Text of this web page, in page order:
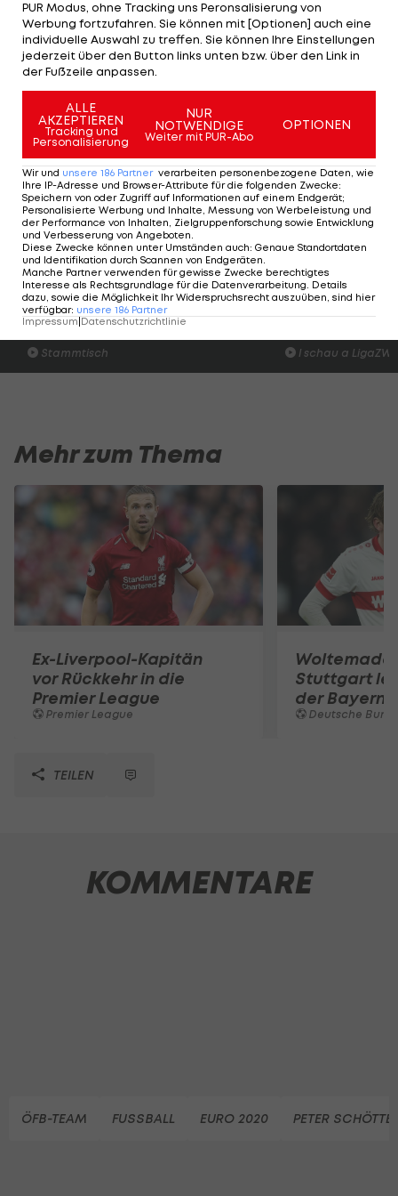
den Familien ein wesentlicher Faktor im Hinblick
auf die kommenden Wochen ist. Das wollen wir
unter Einhaltung genau definierter Maßnahmen
ermöglichen, um bestens vorbereitet und frisch
im Kopf in die EURO starten zu können", so
Sportdirektor Peter Schöttel.
Am Dienstag wird das Nationalteam dann – nach
neuerlichen PCR- und Antigen-Testungen – von
Wien aus gemeinsam nach Seefeld reisen. Seit
Beginn der Pandemie ist im Rahmen eines ÖFB-
Teamcamps noch kein positiver Fall aufgetreten.
Am Stammtisch bei Andy Ogris:
Christopher Knett
Stammtisch
I schau a
I schau a LigaZWA
Mehr zum Thema
Ex-Liverpool-Kapitän
vor Rückkehr in die
Premier League
Premier League
Stuttgart
der Bayern
Deutsche
TEILEN
KOMMENTARE
ÖFB-TEAM FUSSBALL EURO 2020 PETER SCHÖTTEL
PUR Modus, ohne Tracking uns Peronsalisierung von
Werbung fortzufahren. Sie können mit [Optionen] auch eine
individuelle Auswahl zu treffen. Sie können Ihre Einstellungen
jederzeit über den Button links unten bzw. über den Link in
der Fußzeile anpassen.
ALLE
AKZEPTIEREN
Tracking und
Personalisierung
NUR
NOTWENDIGE
Weiter mit PUR-Abo
OPTIONEN
Wir und unsere 186 Partner verarbeiten personenbezogene Daten, wie
Ihre IP-Adresse und Browser-Attribute für die folgenden Zwecke:
Speichern von oder Zugriff auf Informationen auf einem Endgerät;
Personalisierte Werbung und Inhalte, Messung von Werbeleistung und
der Performance von Inhalten, Zielgruppenforschung sowie Entwicklung
und Verbesserung von Angeboten.
Diese Zwecke können unter Umständen auch: Genaue Standortdaten
und Identifikation durch Scannen von Endgeräten.
Manche Partner verwenden für gewisse Zwecke berechtigtes
Interesse als Rechtsgrundlage für die Datenverarbeitung. Details
dazu, sowie die Möglichkeit Ihr Widerspruchsrecht auszuüben, sind hier
verfügbar: unsere 186 Partner
Impressum Datenschutzrichtlinie